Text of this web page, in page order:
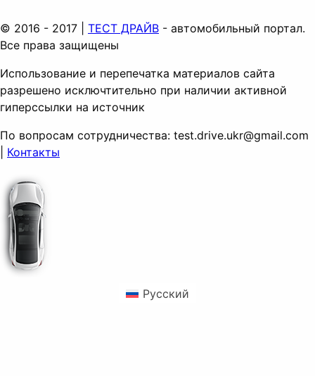
© 2016 - 2017 | ТЕСТ ДРАЙВ - автомобильный портал.
Все права защищены
Использование и перепечатка материалов сайта
разрешено исключтительно при наличии активной
гиперссылки на источник
По вопросам сотрудничества: test.drive.ukr@gmail.com
Контакты
Русский